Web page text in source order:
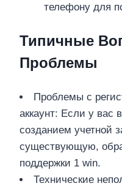
телефону для
Типичные
Проблемы
Проблемы с
аккаунт: Если у вас
созданием учетной
существующую,
поддержки 1 win.
Технические